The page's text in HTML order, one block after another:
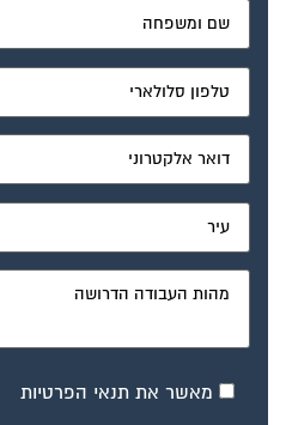
מאשר את תנאי הפרטיות